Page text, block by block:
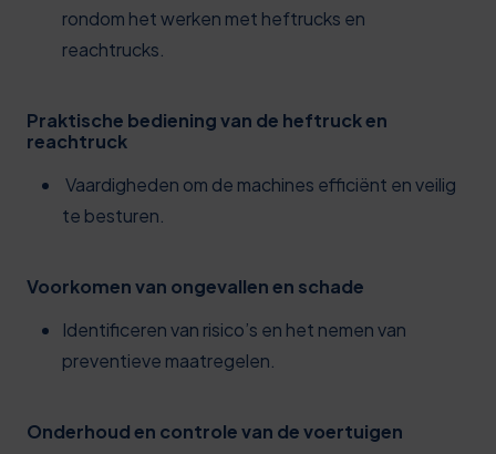
rondom het werken met heftrucks en
reachtrucks.
Praktische bediening van de heftruck en
reachtruck
Vaardigheden om de machines efficiënt en veilig
te besturen.
Voorkomen van ongevallen en schade
Identificeren van risico’s en het nemen van
preventieve maatregelen.
Onderhoud en controle van de voertuigen